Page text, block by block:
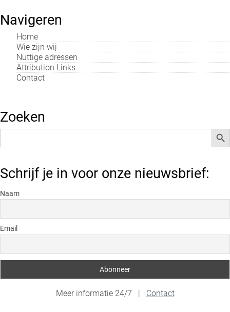
Navigeren
Home
Wie zijn wij
Nuttige adressen
Attribution Links
Contact
Zoeken
Zoek
Schrijf je in voor onze nieuwsbrief:
Naam
Email
Meer informatie 24/7 | Contact